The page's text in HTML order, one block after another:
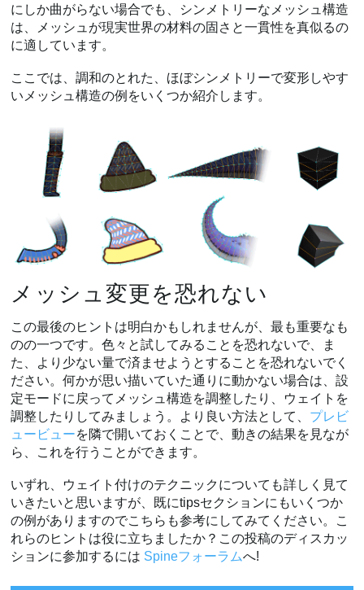
にしか曲がらない場合でも、シンメトリーなメッシュ構造
は、メッシュが現実世界の材料の固さと一貫性を真似るの
に適しています。
ここでは、調和のとれた、ほぼシンメトリーで変形しやす
いメッシュ構造の例をいくつか紹介します。
メッシュ変更を恐れない
この最後のヒントは明白かもしれませんが、最も重要なも
のの一つです。色々と試してみることを恐れないで、ま
た、より少ない量で済ませようとすることを恐れないでく
ださい。何かが思い描いていた通りに動かない場合は、設
定モードに戻ってメッシュ構造を調整したり、ウェイトを
調整したりしてみましょう。より良い方法として、 プレビ
ュービューを隣で開いておくことで、動きの結果を見なが
ら、これを行うことができます。
いずれ、ウェイト付けのテクニックについても詳しく見て
いきたいと思いますが、既にtipsセクションにもいくつか
の例がありますのでこちらも参考にしてみてください。こ
れらのヒントは役に立ちましたか？この投稿のディスカッ
ションに参加するには Spineフォーラムへ!